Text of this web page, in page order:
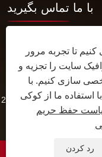
با ما تماس بگیرید
Sitemap RSS
تا تجربه مرور
سایت را تجزیه و
سازی کنیم. با
استفاده ما از کوکی
حفظ حریم
رد کردن